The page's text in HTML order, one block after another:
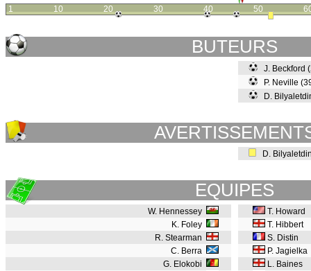
1 10 20 30 40 50
BUTEURS
J. Beckford
P. Neville
D.
D.
EQUIPES
W. Hennessey
K. Foley
R. Stearman
C. Berra
G. Elokobi
T. Howard
T. Hibbert
S. Distin
P. Jagielka
L. Baines